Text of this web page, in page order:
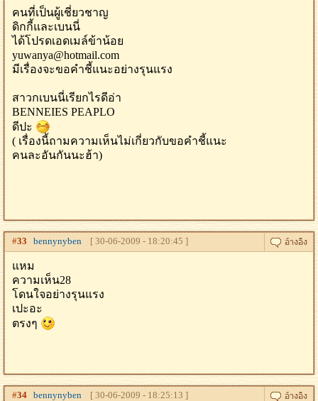
คนที่เป็นผู้เชี่ยวชาญ
ดิกกี้และเบนนี่
ได้โปรดเอดเมล์ข้าน้อย
yuwanya@hotmail.com
มีเรื่องจะขอคำชี้แนะอย่างรุนแรง
สาวกเบนนี่เรียกไรดีอ่า
BENNEIES PEAPLO
ดีปะ
( เรื่องนี้ถามความเห็นไม่เกี่ยวกับขอคำชี้แนะ
คนละอันกันนะฮ้า)
#33 bennynyben [ 30-06-2009 - 18:20:45 ]
แหม
ความเห็น28
โดนใจอย่างรุนแรง
เปะอะ
ตรงๆ
#34 bennynyben [ 30-06-2009 - 18:25:13 ]